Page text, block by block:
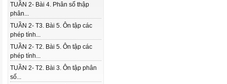
TUẦN 2- Bài 4. Phân số thập
phân...
TUẦN 2- T3. Bài 5. Ôn tập các
phép tính...
TUẦN 2- T2. Bài 5. Ôn tập các
phép tính...
TUẦN 2- T2. Bài 3. Ôn tập phân
số...